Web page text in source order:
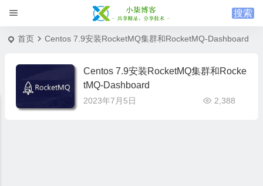
首页 Centos 7.9安装RocketMQ集群和RocketMQ-Dashboard
Centos 7.9安装RocketMQ集群和Rocke
tMQ-Dashboard
2023年7月5日 2,388